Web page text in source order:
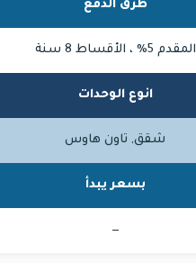
طرق الدفع
المقدم 5% ، الأقساط 8 سنة
انوع الوحدات
شقق, تاون هاوس
بسعر يبدأ
—